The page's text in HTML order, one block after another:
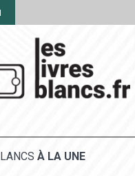
À LA UNE